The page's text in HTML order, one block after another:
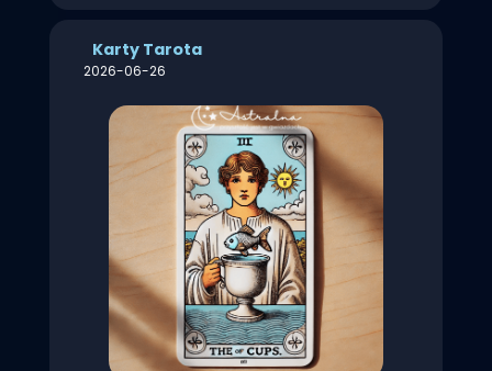
Karty Tarota
2026-06-26